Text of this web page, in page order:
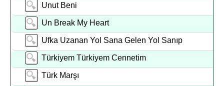
Unut Beni
Un Break My Heart
Ufka Uzanan Yol Sana Gelen Yol Sanıp
Türkiyem Türkiyem Cennetim
Türk Marşı